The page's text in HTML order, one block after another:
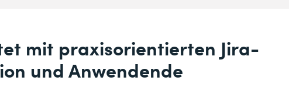
mit praxisorientierten Jira-
und Anwendende